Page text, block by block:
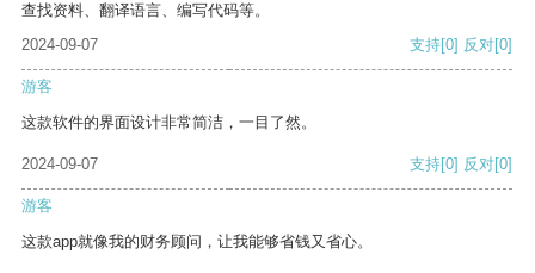
查找资料、翻译语言、编写代码等。
2024-09-07
支持[0] 反对[0]
游客
这款软件的界面设计非常简洁，一目了然。
2024-09-07 支持[0] 反对[0]
游客
这款app就像我的财务顾问，让我能够省钱又省心。